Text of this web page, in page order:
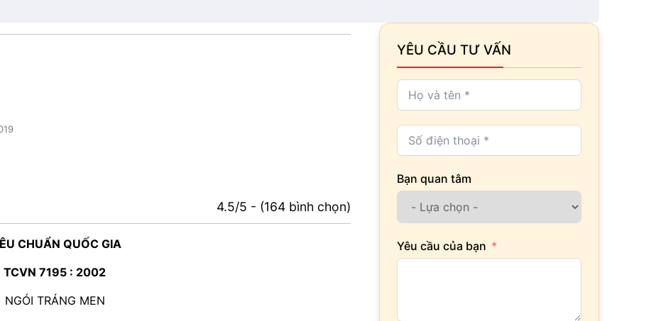
4.5/5 - (164 bình chọn)
CHUẨN QUỐC GIA
TCVN 7195 : 2002
NGÓI TRÁNG MEN
YÊU CẦU TƯ VẤN
Bạn quan tâm
Yêu cầu của bạn